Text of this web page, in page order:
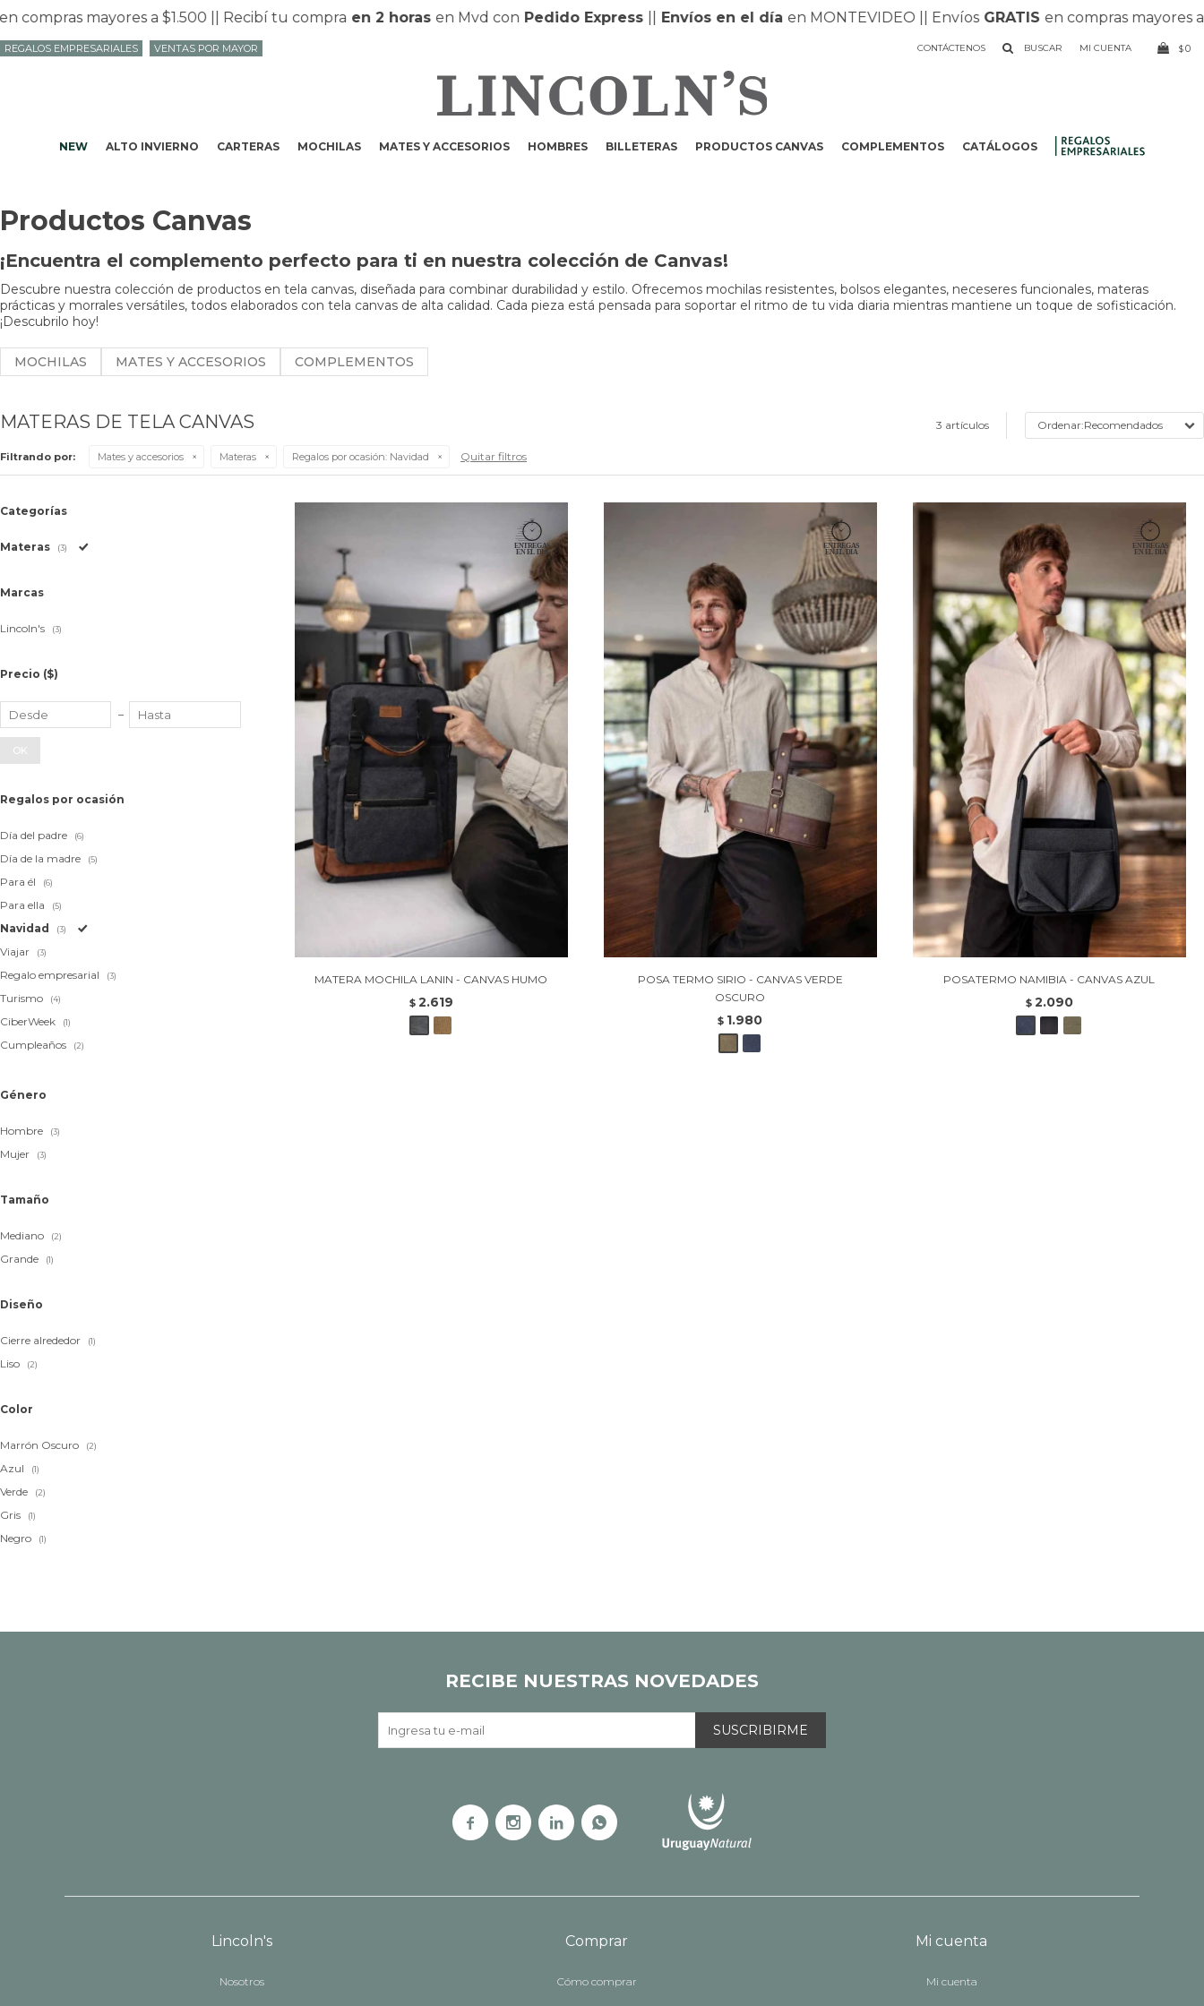
mayores a $1.500 || Recibí tu compraen 2 horasen Mvd con Pedido Express||Envíos en el día en MONTEVIDEO || EnvíosGRATISen compras mayores a
NEW ALTO INVIERNO CARTERAS MOCHILAS MATES Y ACCESORIOS HOMBRES BILLETERAS PRODUCTOS CANVAS COMPLEMENTOS CATÁLOGOS
CONTÁCTENOS $0
REGALOS EMPRESARIALES VENTAS POR MAYOR
Productos Canvas
¡Encuentra el complemento perfecto para ti en nuestra colección de Canvas!
Descubre nuestra colección de productos en tela canvas, diseñada para combinar durabilidad y estilo. Ofrecemos mochilas resistentes, bolsos elegantes, neceseres funcionales, materas
prácticas y morrales versátiles, todos elaborados con tela canvas de alta calidad. Cada pieza está pensada para soportar el ritmo de tu vida diaria mientras mantiene un toque de sofisticación.
¡Descubrilo hoy!
MOCHILAS MATES Y ACCESORIOS COMPLEMENTOS
MATERAS DE TELA CANVAS 3 artículos Recomendados
Filtrando por: Mates y accesorios Materas Regalos por ocasión: Navidad Quitar filtros
MATERA MOCHILA LANIN - CANVAS HUMO
$ 2.619
POSA TERMO SIRIO - CANVAS VERDE
OSCURO
$ 1.980
POSATERMO NAMIBIA - CANVAS AZUL
$ 2.090
Categorías
Materas (3)
Marcas
Lincoln's (3)
Precio ($)
OK
Regalos por ocasión
Día del padre (6)
Día de la madre (5)
Para él (6)
Para ella (5)
Navidad (3)
Viajar (3)
Regalo empresarial (3)
Turismo (4)
CiberWeek (1)
Cumpleaños (2)
Género
Hombre (3)
Mujer (3)
Tamaño
Mediano (2)
Grande (1)
Diseño
Cierre alrededor (1)
Liso (2)
Color
Marrón Oscuro (2)
Azul (1)
Verde (2)
Gris (1)
Negro (1)
Lincoln's
Nosotros
Comprar
Cómo comprar
Mi cuenta
Mi cuenta
RECIBE NUESTRAS NOVEDADES
SUSCRIBIRME
   